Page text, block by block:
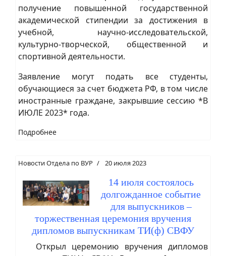
получение повышенной государственной
академической стипендии за достижения в
учебной, научно-исследовательской,
культурно-творческой, общественной и
спортивной деятельности.
Заявление могут подать все студенты,
обучающиеся за счет бюджета РФ, в том числе
иностранные граждане, закрывшие сессию *В
ИЮЛЕ 2023* года.
Подробнее
Новости Отдела по ВУР 20 июля 2023
14 июля состоялось
долгожданное событие
для выпускников –
торжественная церемония вручения
дипломов выпускникам ТИ(ф) СВФУ
Открыл церемонию вручения дипломов